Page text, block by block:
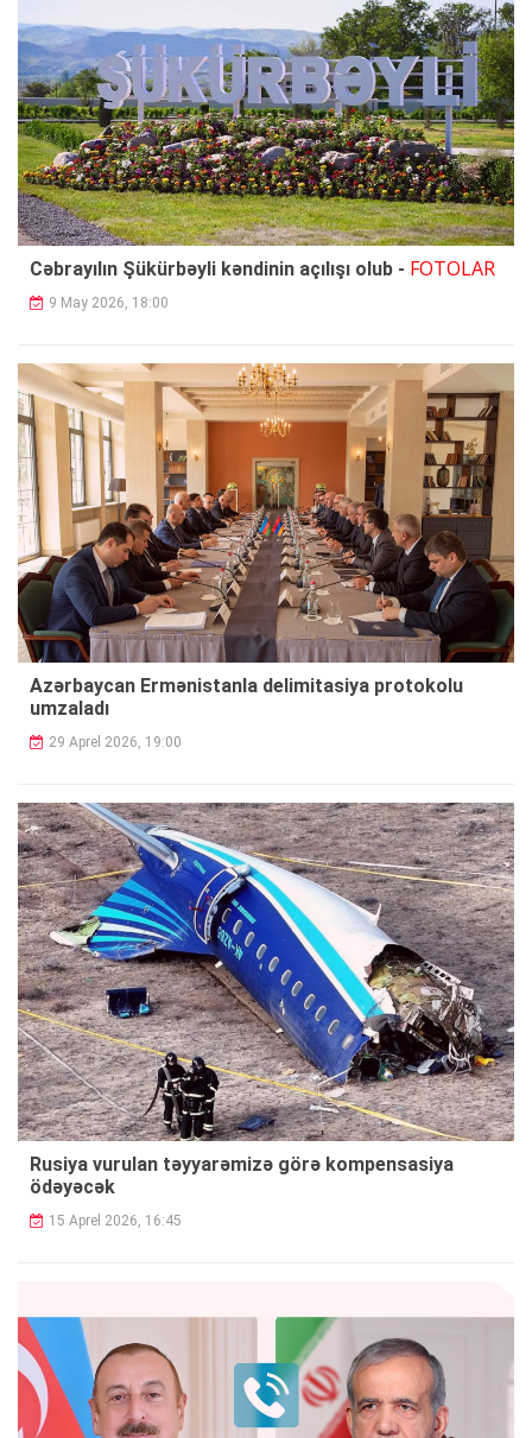
Cəbrayılın Şükürbəyli kəndinin açılışı olub - FOTOLAR
9 May 2026, 18:00
Azərbaycan Ermənistanla delimitasiya protokolu
umzaladı
29 Aprel 2026, 19:00
Rusiya vurulan təyyarəmizə görə kompensasiya
ödəyəcək
15 Aprel 2026, 16:45